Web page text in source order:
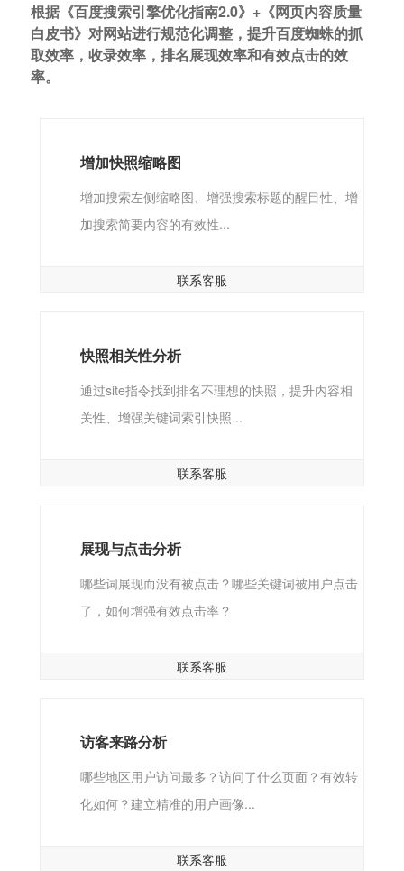
根据《百度搜索引擎优化指南2.0》+《网页内容质量
白皮书》对网站进行规范化调整，提升百度蜘蛛的抓
取效率，收录效率，排名展现效率和有效点击的效
率。
增加快照缩略图
增加搜索左侧缩略图、增强搜索标题的醒目性、增
加搜索简要内容的有效性...
联系客服
快照相关性分析
通过site指令找到排名不理想的快照，提升内容相
关性、增强关键词索引快照...
联系客服
展现与点击分析
哪些词展现而没有被点击？哪些关键词被用户点击
了，如何增强有效点击率？
联系客服
访客来路分析
哪些地区用户访问最多？访问了什么页面？有效转
化如何？建立精准的用户画像...
联系客服